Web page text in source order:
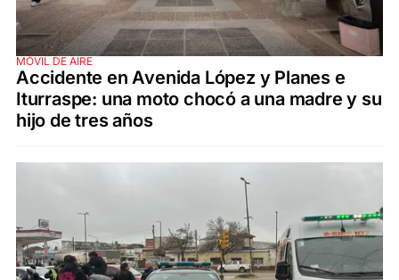
MÓVIL DE AIRE
Accidente en Avenida López y Planes e
Iturraspe: una moto chocó a una madre y su
hijo de tres años